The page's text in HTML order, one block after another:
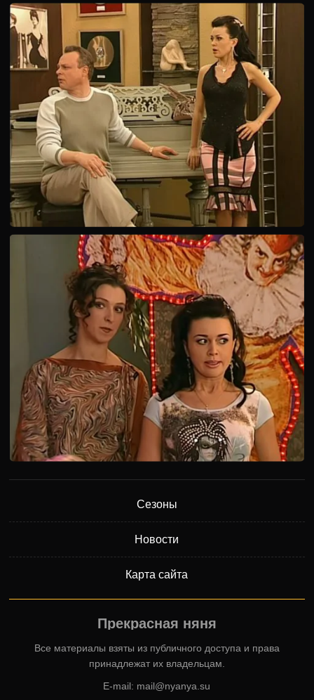
Прекрасная няня
Все материалы взяты из публичного доступа и права
принадлежат их владельцам.
E-mail: mail@nyanya.su
Сезоны
Новости
Карта сайта